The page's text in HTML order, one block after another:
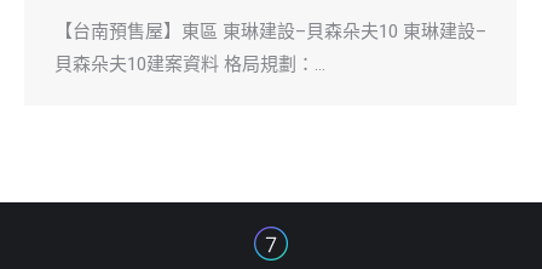
【台南預售屋】東區 東琳建設–貝森朵夫10 東琳建設–
貝森朵夫10建案資料 格局規劃：…